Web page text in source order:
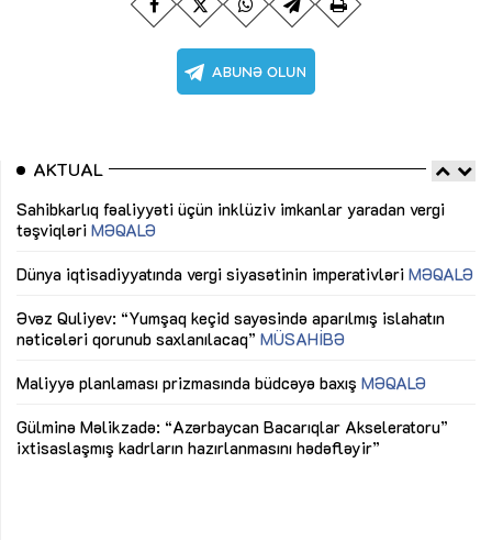
AKTUAL
Sahibkarlıq fəaliyyəti üçün inklüziv imkanlar yaradan vergi
təşviqləri MƏQALƏ
Dünya iqtisadiyyatında vergi siyasətinin imperativləri MƏQALƏ
Əvəz Quliyev: “Yumşaq keçid sayəsində aparılmış islahatın
nəticələri qorunub saxlanılacaq” MÜSAHİBƏ
Maliyyə planlaması prizmasında büdcəyə baxış MƏQALƏ
Gülminə Məlikzadə: “Azərbaycan Bacarıqlar Akseleratoru”
ixtisaslaşmış kadrların hazırlanmasını hədəfləyir”